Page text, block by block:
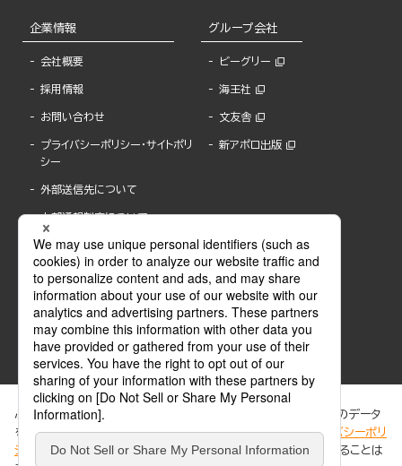
企業情報
会社概要
採用情報
お問い合わせ
プライバシーポリシー・サイトポリ
シー
外部送信先について
内部通報制度について
グループ会社
ビーグリー
海王社
文友舎
新アポロ出版
ABJマークは、この電子書店・電子書籍配信サービスが、著作権者からコンテンツ使用許諾を
ぶんか社が運営するサイトでは、利便性向上のためにCookie等のデータ
を使用しています。 当社のCookieについての詳細は、「プライバシーポリ
シー
」をご覧ください。当サイトでは、訪問者の個人情報を追跡することは